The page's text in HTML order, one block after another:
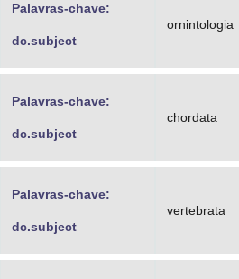
Palavras-chave:
dc.subject
ornintologia
Palavras-chave:
dc.subject
chordata
Palavras-chave:
dc.subject
vertebrata